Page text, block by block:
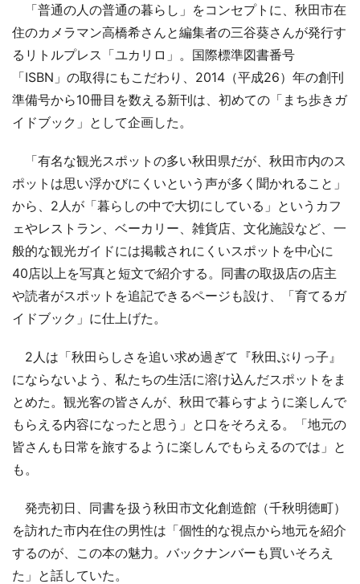
「普通の人の普通の暮らし」をコンセプトに、秋田市在
住のカメラマン高橋希さんと編集者の三谷葵さんが発行す
るリトルプレス「ユカリロ」。国際標準図書番号
「ISBN」の取得にもこだわり、2014（平成26）年の創刊
準備号から10冊目を数える新刊は、初めての「まち歩きガ
イドブック」として企画した。
「有名な観光スポットの多い秋田県だが、秋田市内のス
ポットは思い浮かびにくいという声が多く聞かれること」
から、2人が「暮らしの中で大切にしている」というカフ
ェやレストラン、ベーカリー、雑貨店、文化施設など、一
般的な観光ガイドには掲載されにくいスポットを中心に
40店以上を写真と短文で紹介する。同書の取扱店の店主
や読者がスポットを追記できるページも設け、「育てるガ
イドブック」に仕上げた。
2人は「秋田らしさを追い求め過ぎて『秋田ぶりっ子』
にならないよう、私たちの生活に溶け込んだスポットをま
とめた。観光客の皆さんが、秋田で暮らすように楽しんで
もらえる内容になったと思う」と口をそろえる。「地元の
皆さんも日常を旅するように楽しんでもらえるのでは」と
も。
発売初日、同書を扱う秋田市文化創造館（千秋明徳町）
を訪れた市内在住の男性は「個性的な視点から地元を紹介
するのが、この本の魅力。バックナンバーも買いそろえ
た」と話していた。